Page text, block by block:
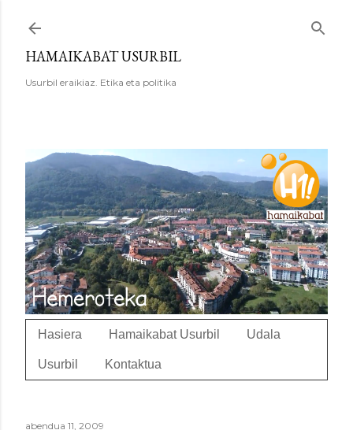
HAMAIKABAT USURBIL
Usurbil eraikiaz. Etika eta politika
Hasiera Hamaikabat Usurbil Udala
Usurbil Kontaktua
abendua 11, 2009